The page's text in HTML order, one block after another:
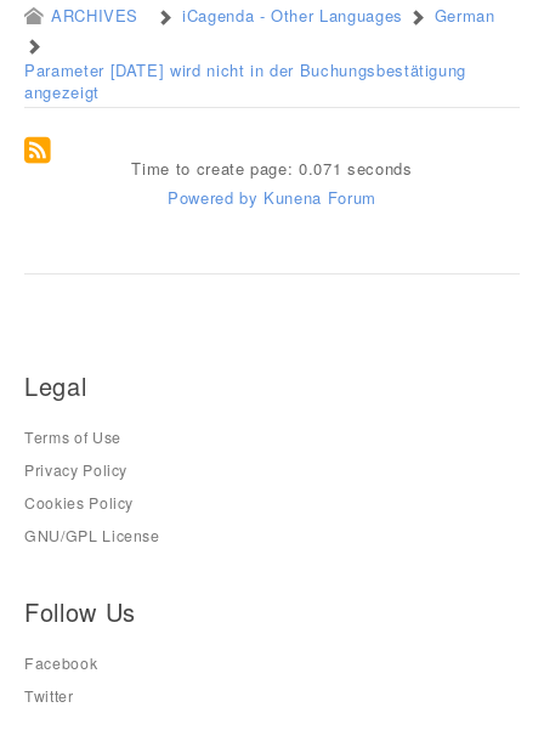
ARCHIVES iCagenda - Other Languages German
Parameter [DATE] wird nicht in der Buchungsbestätigung
angezeigt
Time to create page: 0.071 seconds
Powered by Kunena Forum
Legal
Terms of Use
Privacy Policy
Cookies Policy
GNU/GPL License
Follow Us
Facebook
Twitter